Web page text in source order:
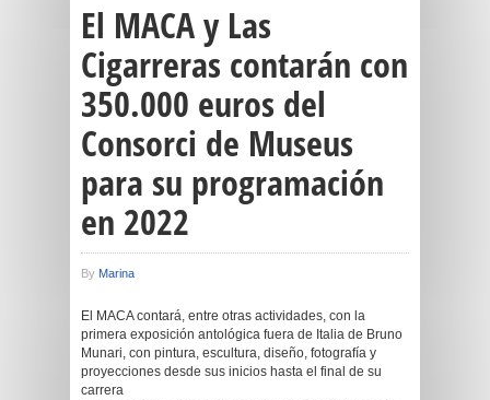
El MACA y Las
Cigarreras contarán con
350.000 euros del
Consorci de Museus
para su programación
en 2022
By Marina
El MACA contará, entre otras actividades, con la
primera exposición antológica fuera de Italia de Bruno
Munari, con pintura, escultura, diseño, fotografía y
proyecciones desde sus inicios hasta el final de su
carrera